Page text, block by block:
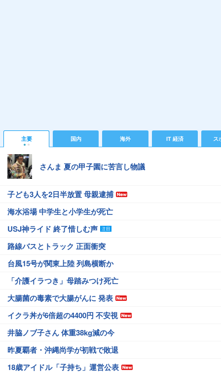
主要 国内 海外 IT 経済 ス
さんま 夏の甲子園に苦言し物議
子ども3人を2日半放置 母親逮捕
海水浴場 中学生と小学生が死亡
USJ神ライド 終了惜しむ声
路線バスとトラック 正面衝突
台風15号が関東上陸 列島横断か
「介護イラつき」母踏みつけ死亡
大腸菌の毒素で大腸がんに 発表
イクラ丼が6倍超の4400円 不安視
井脇ノブ子さん 体重38kg減の今
昨夏覇者・沖縄尚学が初戦で敗退
18歳アイドル「子持ち」運営公表